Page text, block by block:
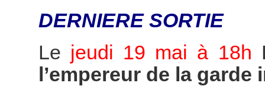
DERNIERE SORTIE
Le jeudi 19 mai à 18h
l’empereur de la garde